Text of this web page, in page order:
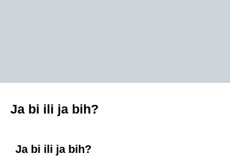
Ja bi ili ja bih?
Ja bi ili ja bih?